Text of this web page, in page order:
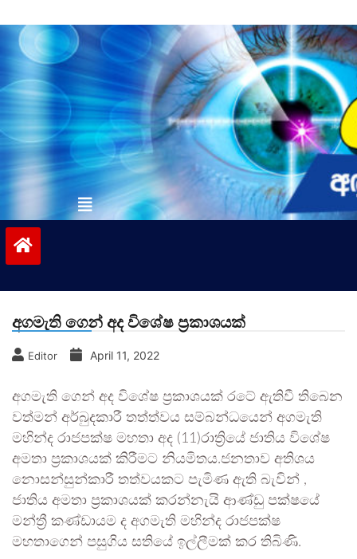
to
contentvinivida.lk
අගමැති ගෙන් අද විශේෂ ප්‍රකාශයක්
Editor April 11, 2022
අගමැති ගෙන් අද විශේෂ ප්‍රකාශයක් රටේ ඇතිවී තිබෙන
වත්මන් අර්බුදකාරී තත්ත්වය සම්බන්ධයෙන් අගමැති
මහින්ද රාජපක්ෂ මහතා අද (11)රාත්‍රියේ ජාතිය විශේෂ
අමතා ප්‍රකාශයක් කිරීමට නියමිතය.ජනතාව අතිශය
නොසන්සුන්කාරී තත්වයකට පැමිණ ඇති බැවින් ,
ජාතිය අමතා ප්‍රකාශයක් කරන්නැයි ආණ්ඩු පක්ෂයේ
මන්ත්‍රී කණ්ඩායම ද අගමැති මහින්ද රාජපක්ෂ
මහතාගෙන් පසුගිය සතියේ ඉල්ලීමක් කර තිබිණි.